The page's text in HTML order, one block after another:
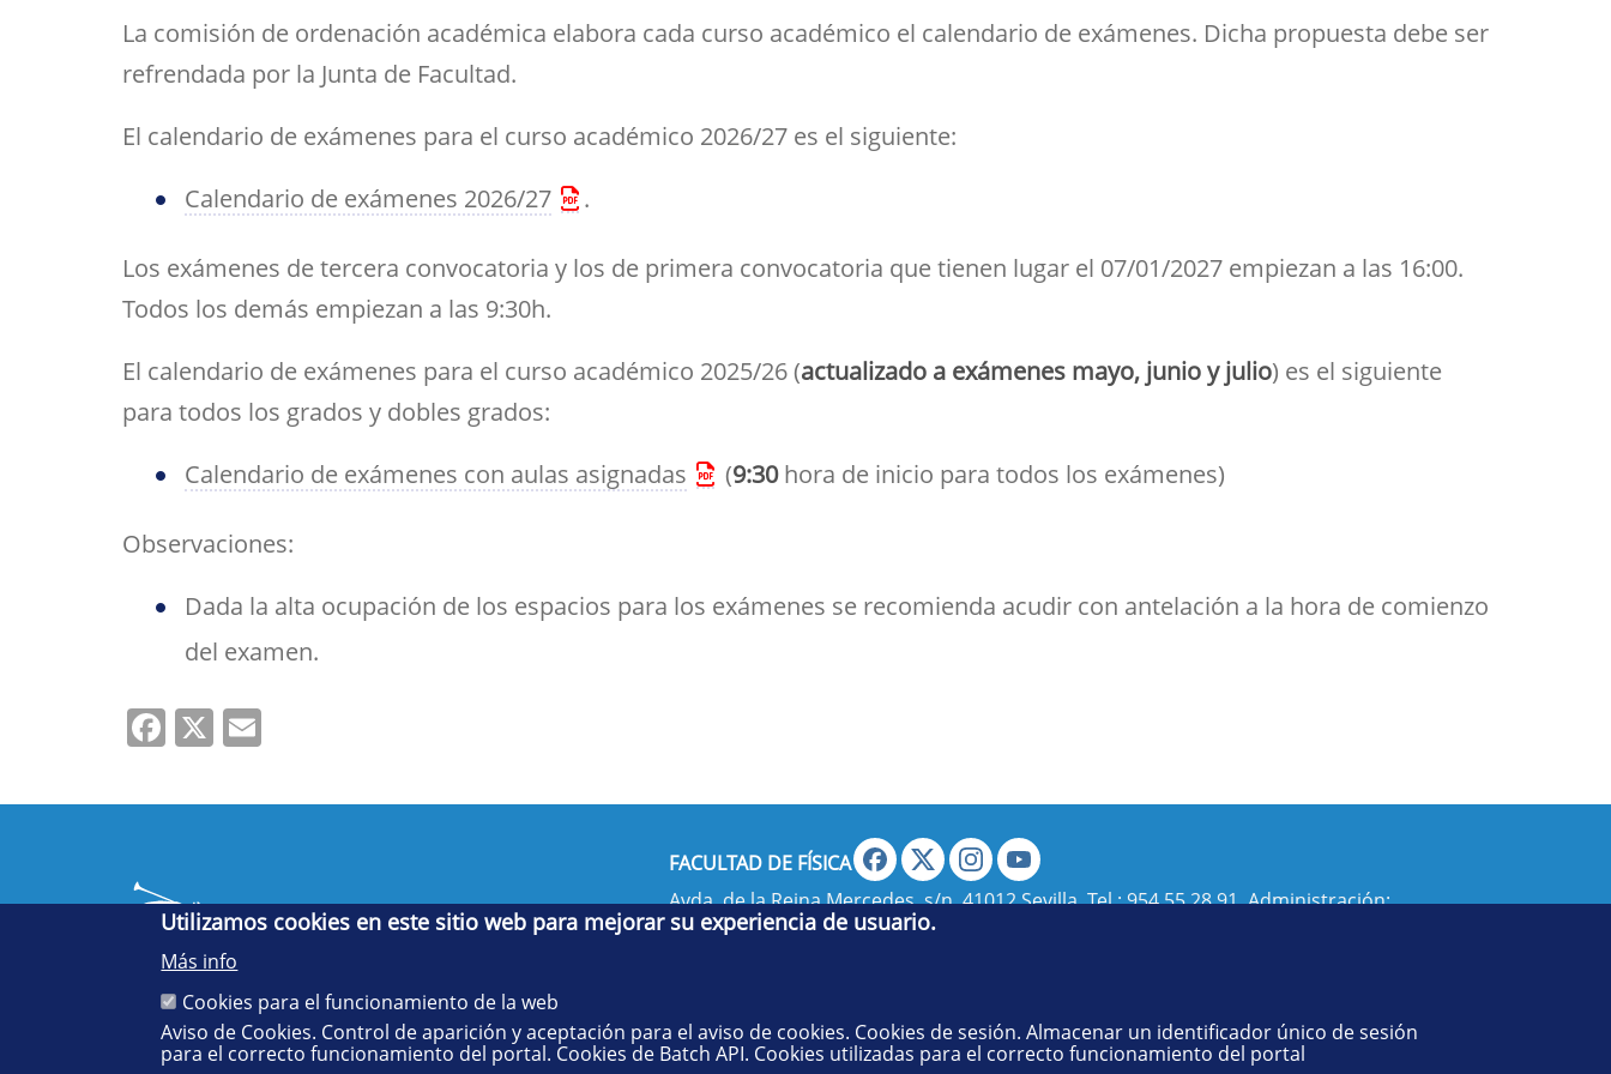
Directorio por plantas
Tu Facultad
Trabajos fin de estudiosbiblioteca para el apoyo a
investigadores
Asociaciones
Aula de Kultura
Devolución del 70%
Suplemento Europeo al
Impresos
Sala de tutorías
Comedor para
personal de la Facultad
Impresos
navegación
La comisión de ordenación académica elabora cada curso académico el calendario de exámenes. Dicha propuesta debe ser
refrendada por la Junta de Facultad.
El calendario de exámenes para el curso académico 2026/27 es el siguiente:
Calendario de exámenes 2026/27
.
Los exámenes de tercera convocatoria y los de primera convocatoria que tienen lugar el 07/01/2027 empiezan a las 16:00.
Todos los demás empiezan a las 9:30h.
El calendario de exámenes para el curso académico 2025/26 (actualizado a exámenes mayo, junio y julio) es el siguiente
para todos los grados y dobles grados:
Calendario de exámenes con aulas asignadas
(9:30hora de inicio para todos los exámenes)
Observaciones:
Dada la alta ocupación de los espacios para los exámenes se recomienda acudir con antelación a la hora de comienzo
del examen.
Facebook
X
Cinco siglos
impulsando el
FACULTAD DE FÍSICA
Avda. de la Reina Mercedes, s/n. 41012 Sevilla. Tel.:954 55 28 91. Administración:
administradorfisica@us.es- Secretaría:
Utilizamos cookies en este sitio web para mejorar su experiencia de usuario.
Más info
Cookies para el funcionamiento de la web
Aviso de Cookies. Control de aparición y aceptación para el aviso de cookies. Cookies de sesión. Almacenar un identificador único de sesión
para el correcto funcionamiento del portal. Cookies de Batch API. Cookies utilizadas para el correcto funcionamiento del portal